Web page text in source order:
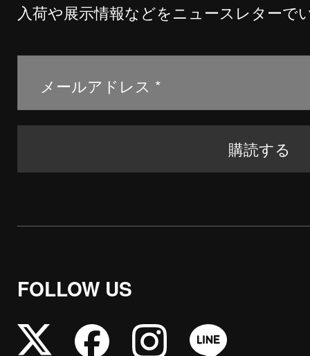
入荷や展示情報などをニュースレターで
FOLLOW US